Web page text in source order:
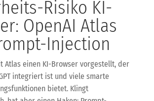
Risiko KI-
OpenAI Atlas
Injection
Atlas einen KI-Browser vorgestellt, der
integriert ist und viele smarte
bietet. Klingt